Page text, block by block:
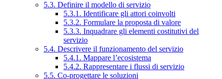
5.3. Definire il modello di servizio
5.3.1. Identificare gli attori coinvolti
5.3.2. Formulare la proposta di valore
5.3.3. Inquadrare gli elementi costitutivi del
servizio
5.4. Descrivere il funzionamento del servizio
5.4.1. Mappare l’ecosistema
5.4.2. Rappresentare i flussi di servizio
5.5. Co-progettare le soluzioni